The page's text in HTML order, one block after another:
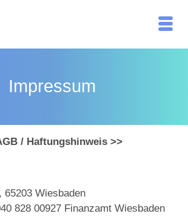
Impressum
/ Haftungshinweis >>
65203 Wiesbaden
828 00927 Finanzamt Wiesbaden